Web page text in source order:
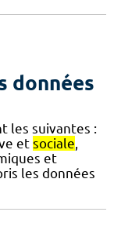
données
les suivantes :
et sociale,
et
les données